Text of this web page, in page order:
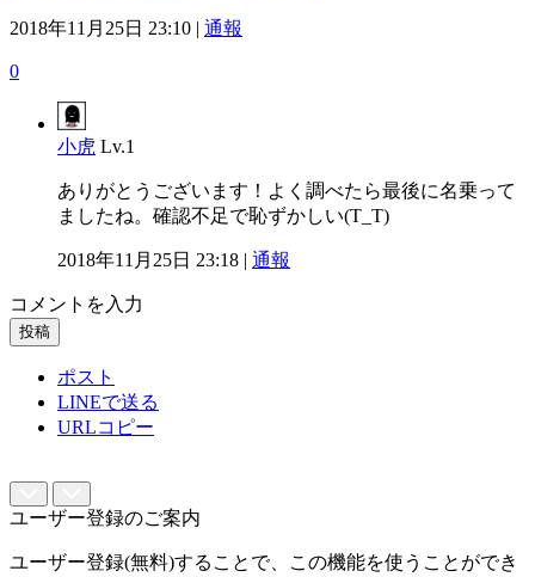
2018年11月25日 23:10 | 通報
0
小虎 Lv.1
ありがとうございます！よく調べたら最後に名乗って
ましたね。確認不足で恥ずかしい(T_T)
2018年11月25日 23:18 | 通報
コメントを入力
投稿
ポスト
LINEで送る
URLコピー
ユーザー登録のご案内
ユーザー登録(無料)することで、この機能を使うことができ